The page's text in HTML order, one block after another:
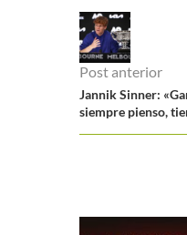
Post anterior
Jannik Sinner:
siempre pienso,